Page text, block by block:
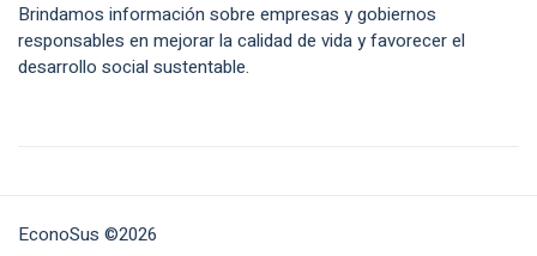
Brindamos información sobre empresas y gobiernos
responsables en mejorar la calidad de vida y favorecer el
desarrollo social sustentable.
EconoSus ©2026